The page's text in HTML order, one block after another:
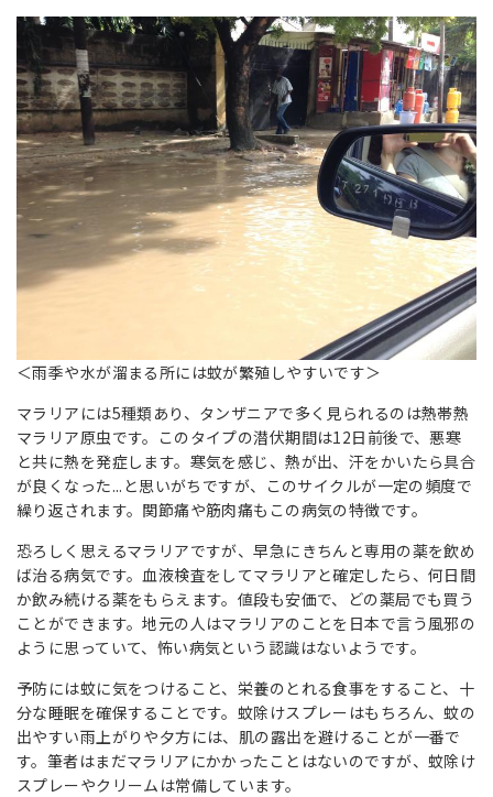
＜雨季や水が溜まる所には蚊が繁殖しやすいです＞
マラリアには5種類あり、タンザニアで多く見られるのは熱帯熱
マラリア原虫です。このタイプの潜伏期間は12日前後で、悪寒
と共に熱を発症します。寒気を感じ、熱が出、汗をかいたら具合
が良くなった...と思いがちですが、このサイクルが一定の頻度で
繰り返されます。関節痛や筋肉痛もこの病気の特徴です。
恐ろしく思えるマラリアですが、早急にきちんと専用の薬を飲め
ば治る病気です。血液検査をしてマラリアと確定したら、何日間
か飲み続ける薬をもらえます。値段も安価で、どの薬局でも買う
ことができます。地元の人はマラリアのことを日本で言う風邪の
ように思っていて、怖い病気という認識はないようです。
予防には蚊に気をつけること、栄養のとれる食事をすること、十
分な睡眠を確保することです。蚊除けスプレーはもちろん、蚊の
出やすい雨上がりや夕方には、肌の露出を避けることが一番で
す。筆者はまだマラリアにかかったことはないのですが、蚊除け
スプレーやクリームは常備しています。